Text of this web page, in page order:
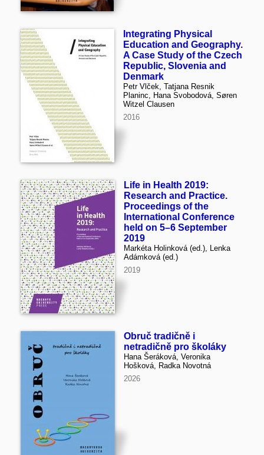
Integrating Physical
Education and Geography.
A Case Study of the Czech
Republic, Slovenia and
Denmark
Petr Vlček, Tatjana Resnik
Planinc, Hana Svobodová, Søren
Witzel Clausen
2016
Life in Health 2019:
Research and Practice.
Proceedings of the
International Conference
held on 5–6 September
2019
Markéta Holinková (ed.), Lenka
Adámková (ed.)
2019
Obruč tradičně i
netradičně pro školáky
Hana Šeráková, Veronika
Hošková, Radka Novotná
2026